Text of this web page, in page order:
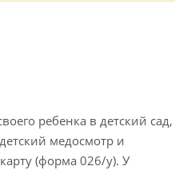
ребенка в детский сад,
медосмотр и
(форма 026/у). У